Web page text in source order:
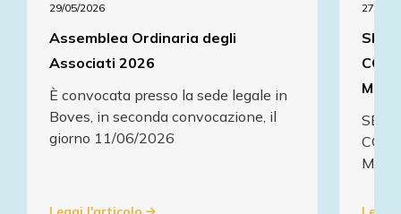
29/05/2026
Assemblea Ordinaria degli
Associati 2026
È convocata presso la sede legale in
Boves, in seconda convocazione, il
giorno 11/06/2026
27/01/
CON
CON